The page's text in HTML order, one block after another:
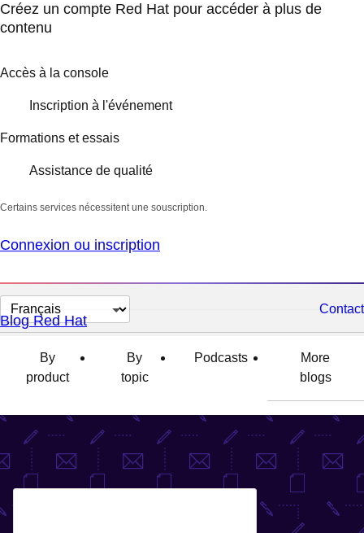
Créez un compte Red Hat pour accéder à plus de
contenu
Accès à la console
Inscription à l'événement
Formations et essais
Assistance de qualité
Certains services nécessitent une souscription.
Connexion ou inscription
Changer
la
langue
Contact
Blog Red Hat
By
product
By
topic
Podcasts
More
blogs